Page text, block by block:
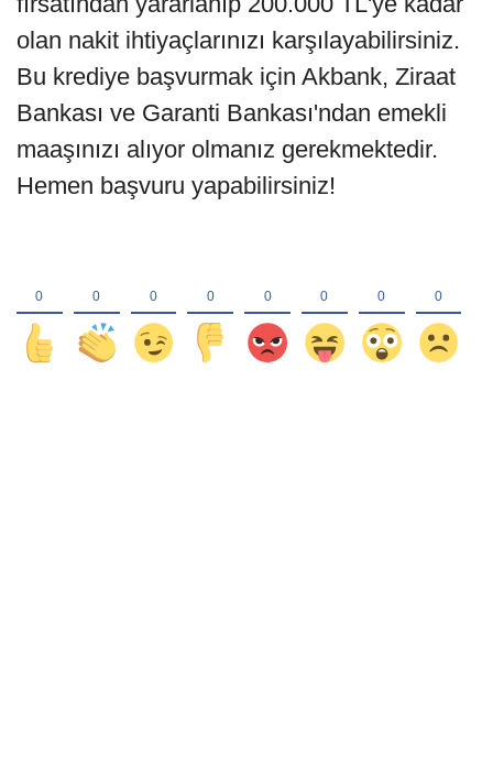
olan nakit ihtiyaçlarınızı karşılayabilirsiniz.
Bu krediye başvurmak için Akbank, Ziraat
Bankası ve Garanti Bankası'ndan emekli
maaşınızı alıyor olmanız gerekmektedir.
Hemen başvuru yapabilirsiniz!